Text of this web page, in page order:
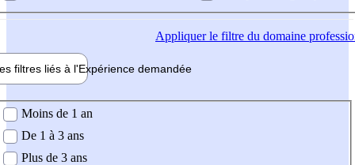
Appliquerle filtre du domaine
filtres liés à l'Expérience demandée
demandée
Moins de 1 an
De 1 à 3 ans
Plus de 3 ans